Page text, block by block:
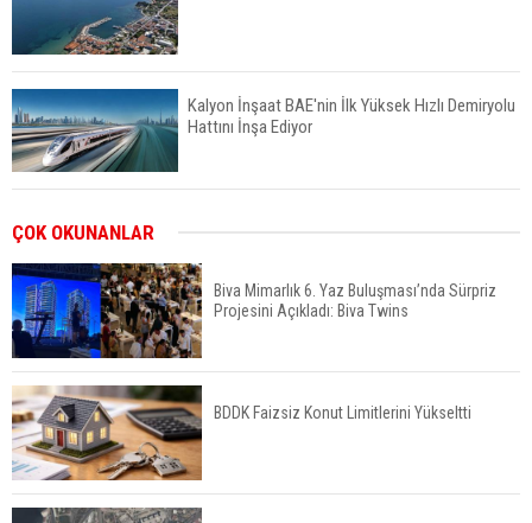
Kalyon İnşaat BAE'nin İlk Yüksek Hızlı Demiryolu
Hattını İnşa Ediyor
TOKİ 51 İlde 540 Konut ve İş Yerini Satışa
Sunuyor
Yatırımcıların Bina Tercihi Değişiyor: Dijital Altyapı
Öne Çıkıyor
ÇOK OKUNANLAR
Biva Mimarlık 6. Yaz Buluşması’nda Sürpriz
Projesini Açıkladı: Biva Twins
BDDK Faizsiz Konut Limitlerini Yükseltti